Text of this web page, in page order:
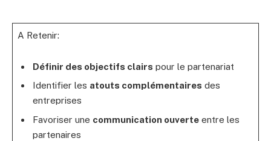
A Retenir:
Définir des objectifs clairs pour le partenariat
Identifier les atouts complémentaires des
entreprises
Favoriser une communication ouverteentre les
partenaires